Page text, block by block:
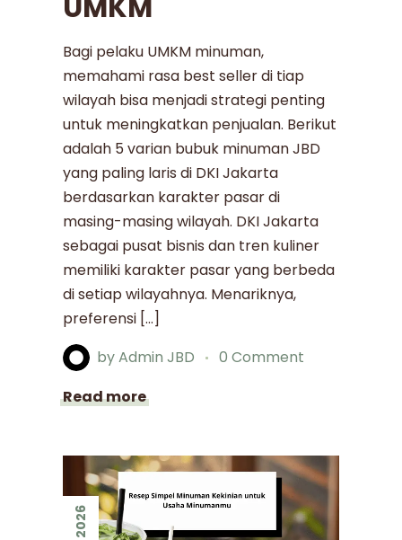
UMKM
Bagi pelaku UMKM minuman,
memahami rasa best seller di tiap
wilayah bisa menjadi strategi penting
untuk meningkatkan penjualan. Berikut
adalah 5 varian bubuk minuman JBD
yang paling laris di DKI Jakarta
berdasarkan karakter pasar di
masing-masing wilayah. DKI Jakarta
sebagai pusat bisnis dan tren kuliner
memiliki karakter pasar yang berbeda
di setiap wilayahnya. Menariknya,
preferensi […]
byAdmin JBD
0 Comment
Read more
2026